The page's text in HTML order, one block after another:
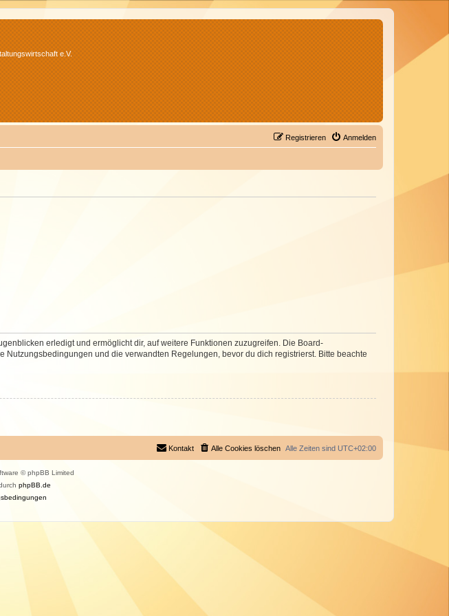
e.V.
Anmelden
Registrieren
erledigt und ermöglicht dir, auf weitere Funktionen zuzugreifen. Die Board-
und die verwandten Regelungen, bevor du dich registrierst. Bitte beachte
Alle Zeiten sind UTC+02:00
Alle Cookies löschen
Kontakt
© phpBB Limited
phpBB.de